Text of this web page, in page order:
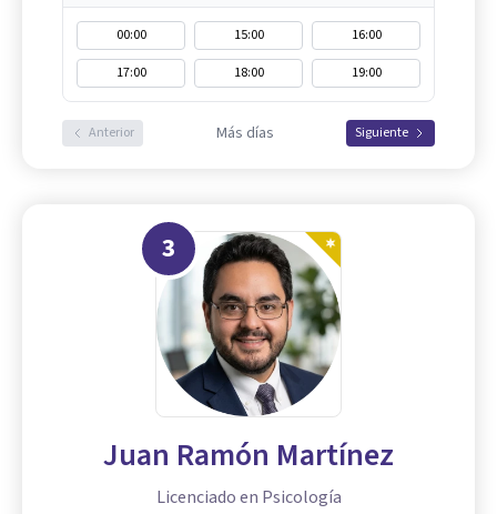
00:00 15:00
16:00
17:00
18:00 19:00
Anterior Más días Siguiente
3
Juan Ramón Martínez
Licenciado en Psicología